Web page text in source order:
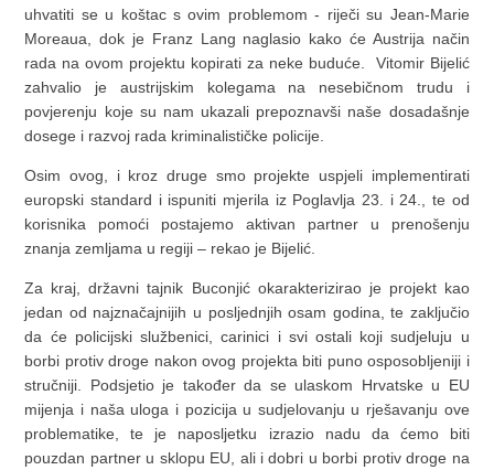
uhvatiti se u koštac s ovim problemom - riječi su Jean-Marie
Moreaua, dok je Franz Lang naglasio kako će Austrija način
rada na ovom projektu kopirati za neke buduće. Vitomir Bijelić
zahvalio je austrijskim kolegama na nesebičnom trudu i
povjerenju koje su nam ukazali prepoznavši naše dosadašnje
dosege i razvoj rada kriminalističke policije.
Osim ovog, i kroz druge smo projekte uspjeli implementirati
europski standard i ispuniti mjerila iz Poglavlja 23. i 24., te od
korisnika pomoći postajemo aktivan partner u prenošenju
znanja zemljama u regiji – rekao je Bijelić.
Za kraj, državni tajnik Buconjić okarakterizirao je projekt kao
jedan od najznačajnijih u posljednjih osam godina, te zaključio
da će policijski službenici, carinici i svi ostali koji sudjeluju u
borbi protiv droge nakon ovog projekta biti puno osposobljeniji i
stručniji. Podsjetio je također da se ulaskom Hrvatske u EU
mijenja i naša uloga i pozicija u sudjelovanju u rješavanju ove
problematike, te je naposljetku izrazio nadu da ćemo biti
pouzdan partner u sklopu EU, ali i dobri u borbi protiv droge na